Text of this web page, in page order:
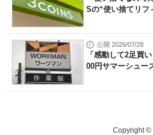
Sの“使い捨てリフ
公開 2026/07/28
「感動して2足買
00円サマーシュ
Copyright ©